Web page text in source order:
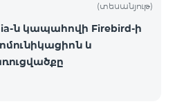
(տեսանյութ)
ն կապահովի Firebird-ի
և